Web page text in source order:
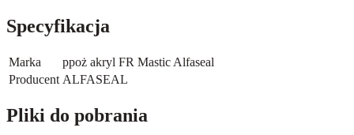
Specyfikacja
Marka
ppoż akryl FR Mastic Alfaseal
Producent ALFASEAL
Pliki do pobrania